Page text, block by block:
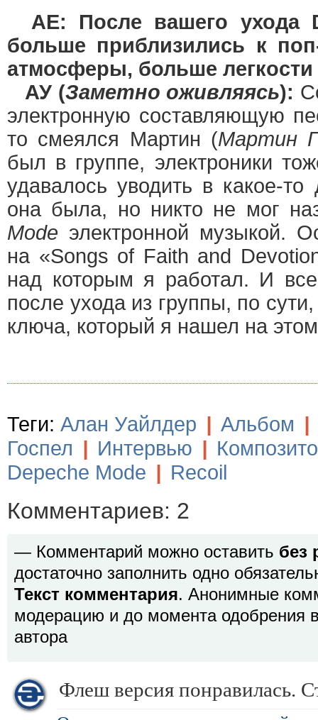
AE: После вашего ухода
больше приблизились к
атмосферы, больше легкости
АУ (Заметно оживляясь):
электронную составляющую
то смеялся Мартин (Мартин
был в группе, электроники
удавалось уводить в какое-
она была, но никто не мог
Mode электронной музыкой.
на «Songs of Faith and
над которым я работал. И
после ухода из группы, по
ключа, который я нашел на
Теги: Алан Уайлдер | Альбом |
Госпел | Интервью |
Depeche Mode | Recoil
Комментариев: 2
— Комментарий можно оставить без
достаточно заполнить одно
Текст комментария. Анонимные
модерацию и до момента одобрения
автора
Флеш версия понравилась.